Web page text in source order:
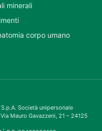
minerali
corpo umano
S.p.A. Società unipersonale
Mauro Gavazzeni, 21 – 24125